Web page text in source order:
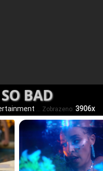
BAD
... Zobrazeno: 3906x